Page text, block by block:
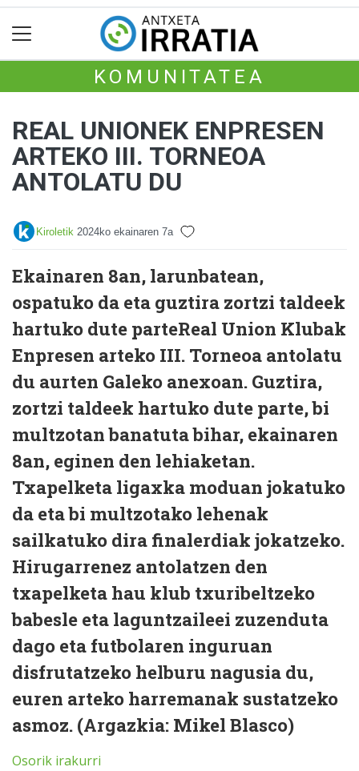
KOMUNITATEA
REAL UNIONEK ENPRESEN
ARTEKO III. TORNEOA
ANTOLATU DU
Kiroletik 2024ko ekainaren 7a
Ekainaren 8an, larunbatean,
ospatuko da eta guztira zortzi taldeek
hartuko dute parteReal Union Klubak
Enpresen arteko III. Torneoa antolatu
du aurten Galeko anexoan. Guztira,
zortzi taldeek hartuko dute parte, bi
multzotan banatuta bihar, ekainaren
8an, eginen den lehiaketan.
Txapelketa ligaxka moduan jokatuko
da eta bi multzotako lehenak
sailkatuko dira finalerdiak jokatzeko.
Hirugarrenez antolatzen den
txapelketa hau klub txuribeltzeko
babesle eta laguntzaileei zuzenduta
dago eta futbolaren inguruan
disfrutatzeko helburu nagusia du,
euren arteko harremanak sustatzeko
asmoz. (Argazkia: Mikel Blasco)
Osorik irakurri